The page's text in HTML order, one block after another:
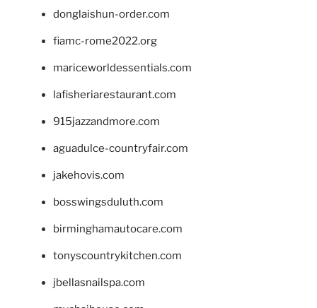
donglaishun-order.com
fiamc-rome2022.org
mariceworldessentials.com
lafisheriarestaurant.com
915jazzandmore.com
aguadulce-countryfair.com
jakehovis.com
bosswingsduluth.com
birminghamautocare.com
tonyscountrykitchen.com
jbellasnailspa.com